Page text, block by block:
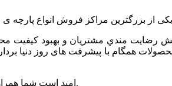
رضايت مندي مشتريان و بهبود کيفيت
همگام با پیشرفت های روز دنیا
امید است شما همراهان گرامی و همیشگی بیش از پیش مجموعه ایپک چی را مورد لطف خود قرارداده و ما را مورد حمایت خودتان قرار دهید.